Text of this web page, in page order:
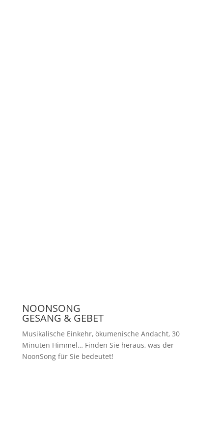
NOONSONG
GESANG & GEBET
Musikalische Einkehr, ökumenische Andacht, 30
Minuten Himmel… Finden Sie heraus, was der
NoonSong für Sie bedeutet!